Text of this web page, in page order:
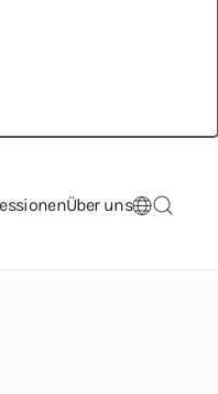
Über uns